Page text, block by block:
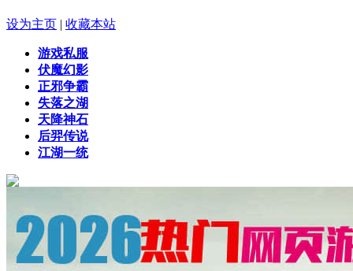
设为主页 | 收藏本站
游戏私服
伏魔幻影
正邪争霸
失落之湖
天降神石
后羿传说
江湖一统